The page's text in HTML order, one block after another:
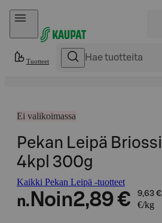
Hyppää sisältöön
Tuotteet
Ei valikoimassa
Pekan Leipä
4kpl 300g
Kaikki Pekan Leipä -tuotteet
n. Noin2,89 € 9,63
€/kg